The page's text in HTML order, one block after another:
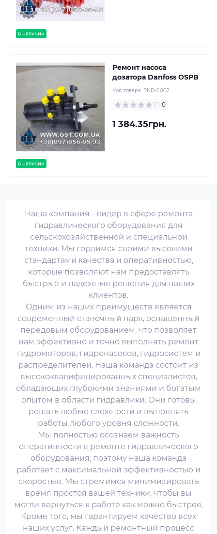
в наличии
в наличии
Ремонт насоса
дозатора Danfoss OSPB
Код товара: RND-0002
0
1 384.35грн.
Наша компания - лидер в сфере ремонта
гидравлического оборудования для
сельскохозяйственной и специальной
техники. Мы гордимся своими высокими
стандартами качества и оперативностью,
которые позволяют нам предоставлять
быстрые и надежные решения для наших
клиентов.
Одним из наших преимуществ является
современный станочный парк, оснащенный
передовым оборудованием, что позволяет
нам эффективно и точно выполнять ремонт
гидромоторов, гидронасосов, гидросистем и
распределителей. Наша команда состоит из
высококвалифицированных специалистов,
обладающих глубокими знаниями и богатым
опытом в области гидравлики. Они готовы
решать любые сложности и выполнять
работы любого уровня сложности.
Мы полностью осознаем важность
оперативности в ремонте гидравлического
оборудования, поэтому наша команда
работает с максимальной эффективностью и
скоростью. Мы стремимся минимизировать
время простоя вашей техники, чтобы вы
могли вернуться к работе как можно быстрее.
Кроме того, мы гарантируем качество всех
наших услуг. Каждый ремонтный процесс